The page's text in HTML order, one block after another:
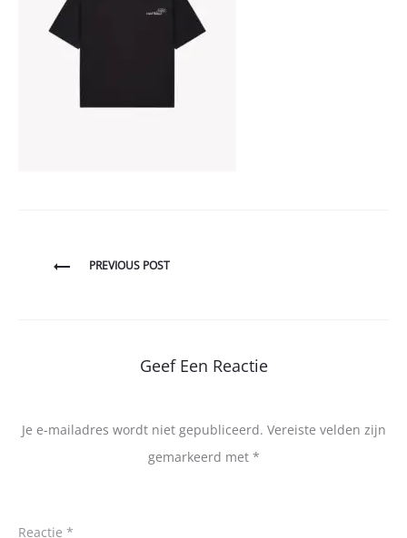
BerichtPREVIOUS POST
Geef Een Reactie
Je e-mailadres wordt niet gepubliceerd. Vereiste velden zijn
gemarkeerd met *
Reactie *